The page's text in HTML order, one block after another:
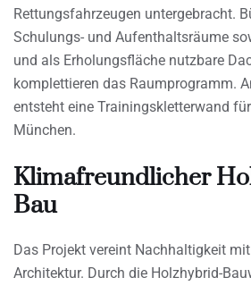
Rettungsfahrzeugen untergebracht.
Schulungs- und Aufenthaltsräume
und als Erholungsfläche nutzbare
komplettieren das Raumprogramm.
entsteht eine Trainingskletterwand
München.
Klimafreundlicher
Bau
Das Projekt vereint Nachhaltigkeit
Architektur. Durch die Holzhybrid-